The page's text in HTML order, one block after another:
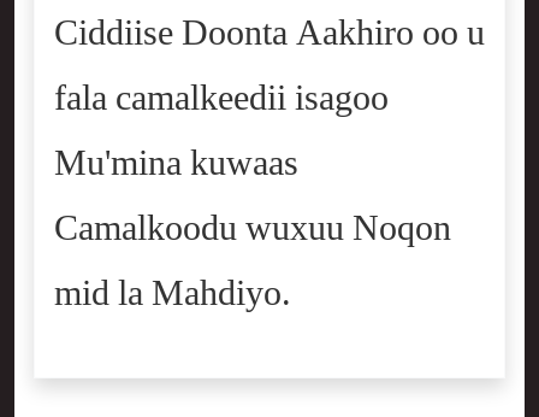
Ciddiise Doonta Aakhiro oo u
fala camalkeedii isagoo
Mu'mina kuwaas
Camalkoodu wuxuu Noqon
mid la Mahdiyo.